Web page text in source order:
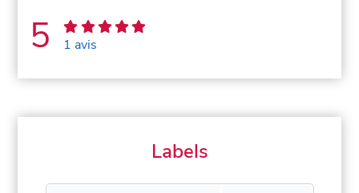
5 1 avis
Labels